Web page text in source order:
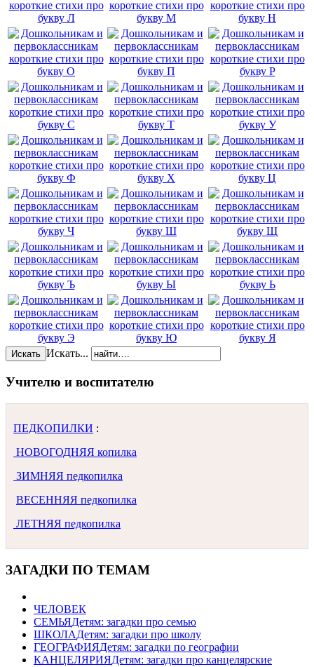
Искать Искать...
Учителю и воспитателю
ПЕДКОПИЛКИ :
НОВОГОДНЯЯ копилка
ЗИМНЯЯ педкопилка
ВЕСЕННЯЯ педкопилка
ЛЕТНЯЯ педкопилка
ЗАГАДКИ ПО ТЕМАМ
ЧЕЛОВЕК
СЕМЬЯДетям: загадки про семью
ШКОЛАДетям: загадки про школу
ГЕОГРАФИЯДетям: загадки по географии
КАНЦЕЛЯРИЯДетям: загадки про канцелярские